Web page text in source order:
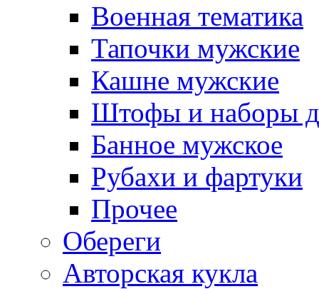
Военная тематика
Тапочки мужские
Кашне мужские
Штофы и наборы
Банное мужское
Рубахи и фартуки
Прочее
Обереги
Авторская кукла